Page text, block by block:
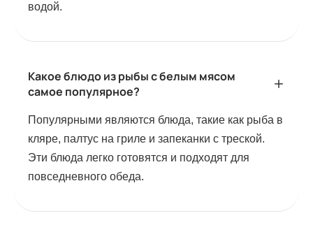
водой.
Какое блюдо из рыбы с белым мясом
самое популярное?
Популярными являются блюда, такие как рыба в
кляре, палтус на гриле и запеканки с треской.
Эти блюда легко готовятся и подходят для
повседневного обеда.